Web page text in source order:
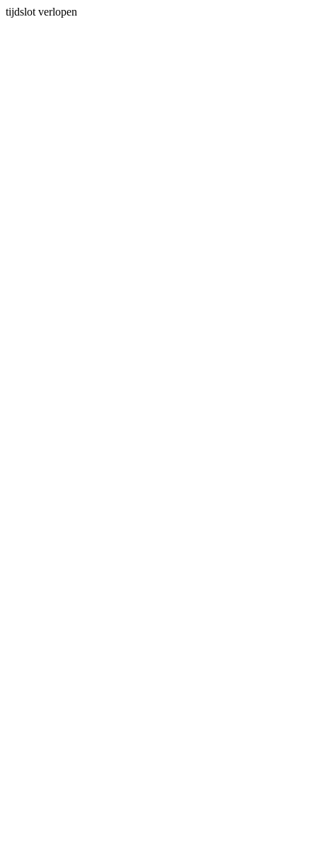
tijdslot verlopen